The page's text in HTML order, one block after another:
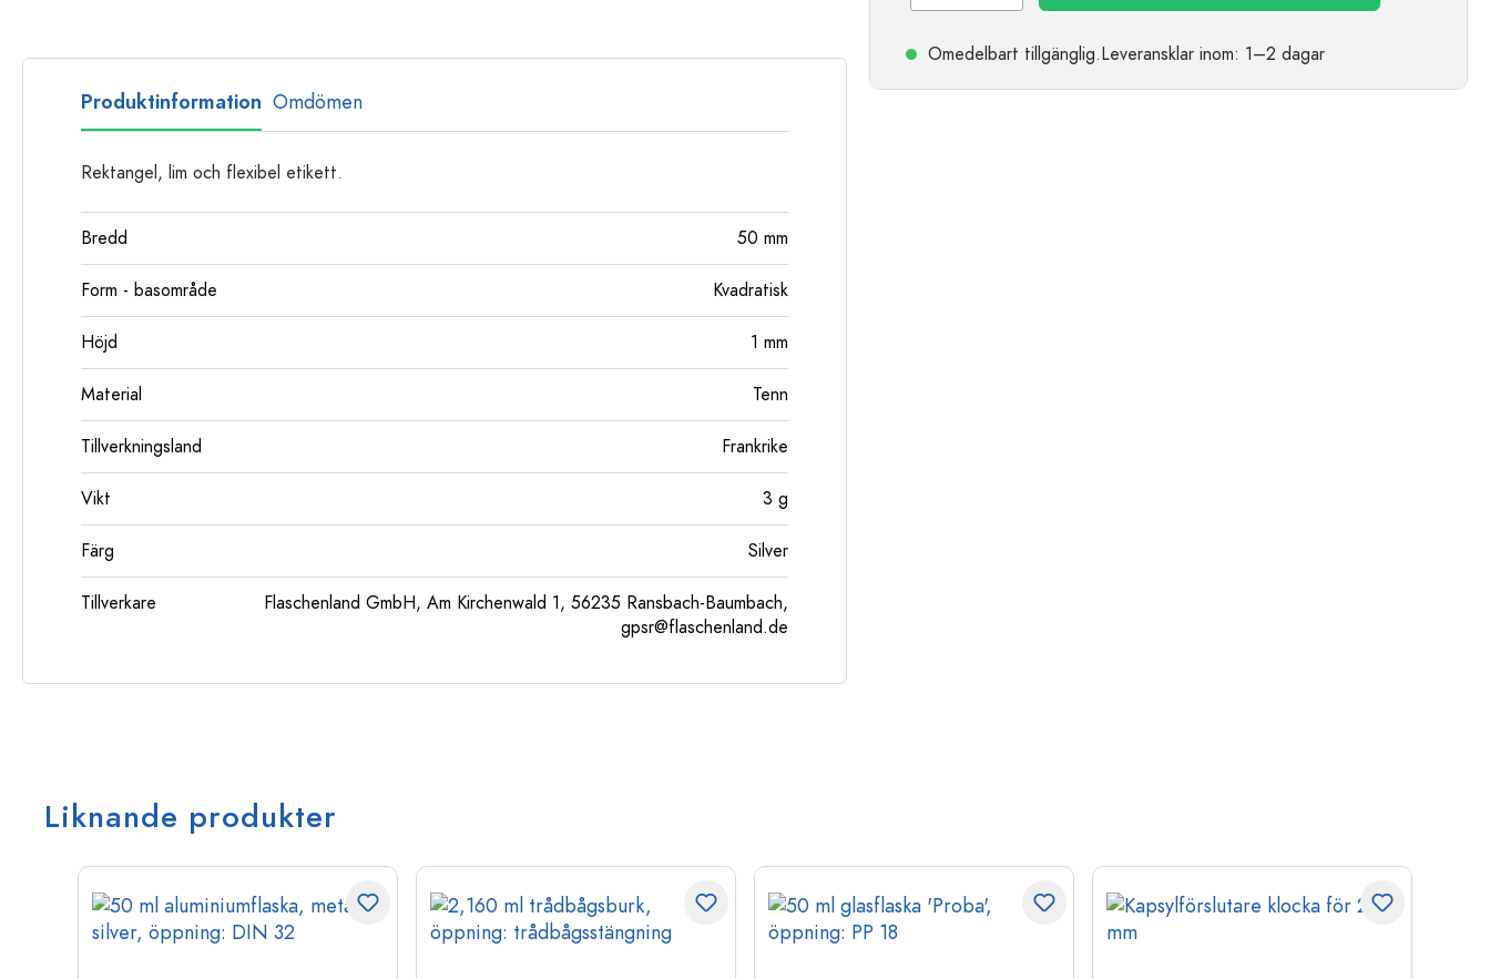
Omedelbart tillgänglig.Leveransklar inom: 1–2 dagar
Produktinformation Omdömen
Rektangel, lim och flexibel etikett.
Bredd 50 mm
Form - basområde Kvadratisk
Höjd 1 mm
Material Tenn
Tillverkningsland Frankrike
Vikt 3 g
Färg Silver
Tillverkare
Flaschenland GmbH, Am Kirchenwald 1, 56235 Ransbach-Baumbach,
gpsr@flaschenland.de
Liknande produkter